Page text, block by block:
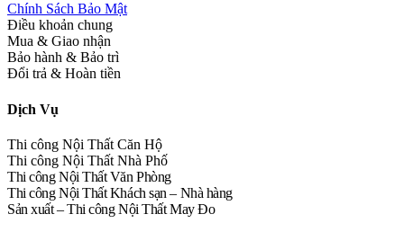
Chính Sách Bảo Mật
Điều khoản chung
Mua & Giao nhận
Bảo hành & Bảo trì
Đổi trả & Hoàn tiền
Dịch Vụ
Thi công Nội Thất Căn Hộ
Thi công Nội Thất Nhà Phố
Thi công Nội Thất Văn Phòng
Thi công Nội Thất Khách sạn – Nhà hàng
Sản xuất – Thi công Nội Thất May Đo